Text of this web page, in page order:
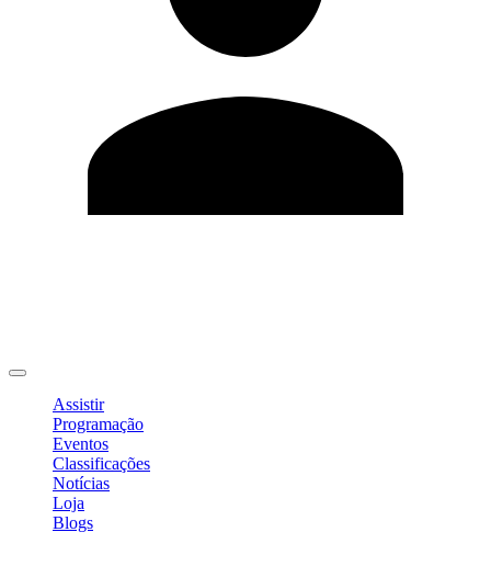
Assistir
Programação
Eventos
Classificações
Notícias
Loja
Blogs